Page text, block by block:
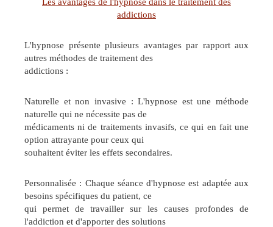
addictions
L'hypnose présente plusieurs avantages par rapport aux
autres méthodes de traitement des
addictions :
Naturelle et non invasive : L'hypnose est une méthode
naturelle qui ne nécessite pas de
médicaments ni de traitements invasifs, ce qui en fait une
option attrayante pour ceux qui
souhaitent éviter les effets secondaires.
Personnalisée : Chaque séance d'hypnose est adaptée aux
besoins spécifiques du patient, ce
qui permet de travailler sur les causes profondes de
l'addiction et d'apporter des solutions